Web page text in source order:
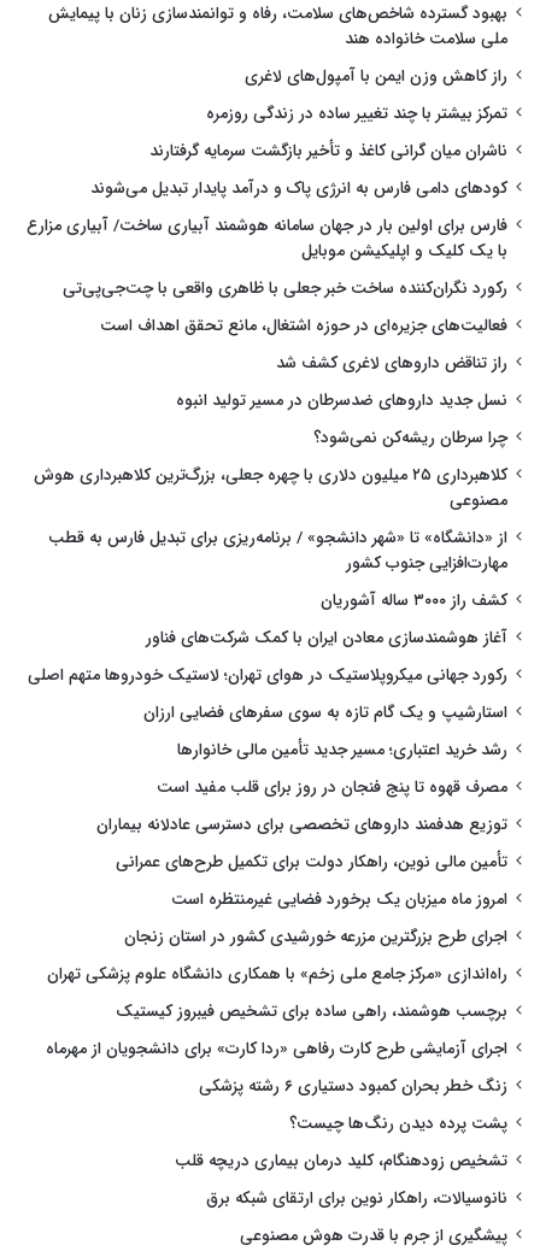
بهبود گسترده شاخص‌های سلامت، رفاه و توانمندسازی زنان با پیمایش
ملی سلامت خانواده هند
راز کاهش وزن ایمن با آمپول‌های لاغری
تمرکز بیشتر با چند تغییر ساده در زندگی روزمره
ناشران میان گرانی کاغذ و تأخیر بازگشت سرمایه گرفتارند
کودهای دامی فارس به انرژی پاک و درآمد پایدار تبدیل می‌شوند
فارس برای اولین بار در جهان سامانه هوشمند آبیاری ساخت/ آبیاری مزارع
با یک کلیک و اپلیکیشن موبایل
رکورد نگران‌کننده ساخت خبر جعلی با ظاهری واقعی با چت‌جی‌پی‌تی
فعالیت‌های جزیره‌ای در حوزه اشتغال، مانع تحقق اهداف است
راز تناقض داروهای لاغری کشف شد
نسل جدید داروهای ضدسرطان در مسیر تولید انبوه
چرا سرطان ریشه‌کن نمی‌شود؟
کلاهبرداری ۲۵ میلیون دلاری با چهره جعلی، بزرگ‌ترین کلاهبرداری هوش
مصنوعی
از «دانشگاه» تا «شهر دانشجو» / برنامه‌ریزی برای تبدیل فارس به قطب
مهارت‌افزایی جنوب کشور
کشف راز ۳۰۰۰ ساله آشوریان
آغاز هوشمندسازی معادن ایران با کمک شرکت‌های فناور
رکورد جهانی میکروپلاستیک در هوای تهران؛ لاستیک خودروها متهم اصلی
استارشیپ و یک گام تازه به سوی سفرهای فضایی ارزان
رشد خرید اعتباری؛ مسیر جدید تأمین مالی خانوارها
مصرف قهوه تا پنج فنجان در روز برای قلب مفید است
توزیع هدفمند داروهای تخصصی برای دسترسی عادلانه بیماران
تأمین مالی نوین، راهکار دولت برای تکمیل طرح‌های عمرانی
امروز ماه میزبان یک برخورد فضایی غیرمنتظره است
اجرای طرح بزرگترین مزرعه خورشیدی کشور در استان زنجان
راه‌اندازی «مرکز جامع ملی زخم» با همکاری دانشگاه علوم پزشکی تهران
برچسب هوشمند، راهی ساده برای تشخیص فیبروز کیستیک
اجرای آزمایشی طرح کارت رفاهی «ردا کارت» برای دانشجویان از مهرماه
زنگ خطر بحران کمبود دستیاری ۶ رشته پزشکی
پشت پرده دیدن رنگ‌ها چیست؟
تشخیص زودهنگام، کلید درمان بیماری دریچه قلب
نانوسیالات، راهکار نوین برای ارتقای شبکه برق
پیشگیری از جرم با قدرت هوش مصنوعی